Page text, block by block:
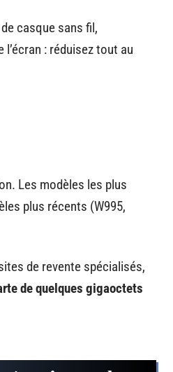
casque sans fil,
: réduisez tout au
Les modèles les plus
plus récents (W995,
de revente spécialisés,
de quelques gigaoctets